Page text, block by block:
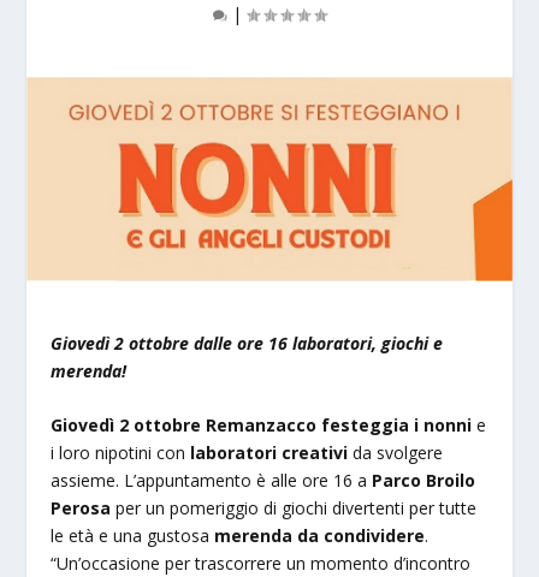
|
Giovedì 2 ottobre dalle ore 16 laboratori, giochi e
merenda!
Giovedì 2 ottobre Remanzacco festeggia i nonni e
i loro nipotini con laboratori creativi da svolgere
assieme. L’appuntamento è alle ore 16 a Parco Broilo
Perosa per un pomeriggio di giochi divertenti per tutte
le età e una gustosa merenda da condividere.
“Un’occasione per trascorrere un momento d’incontro